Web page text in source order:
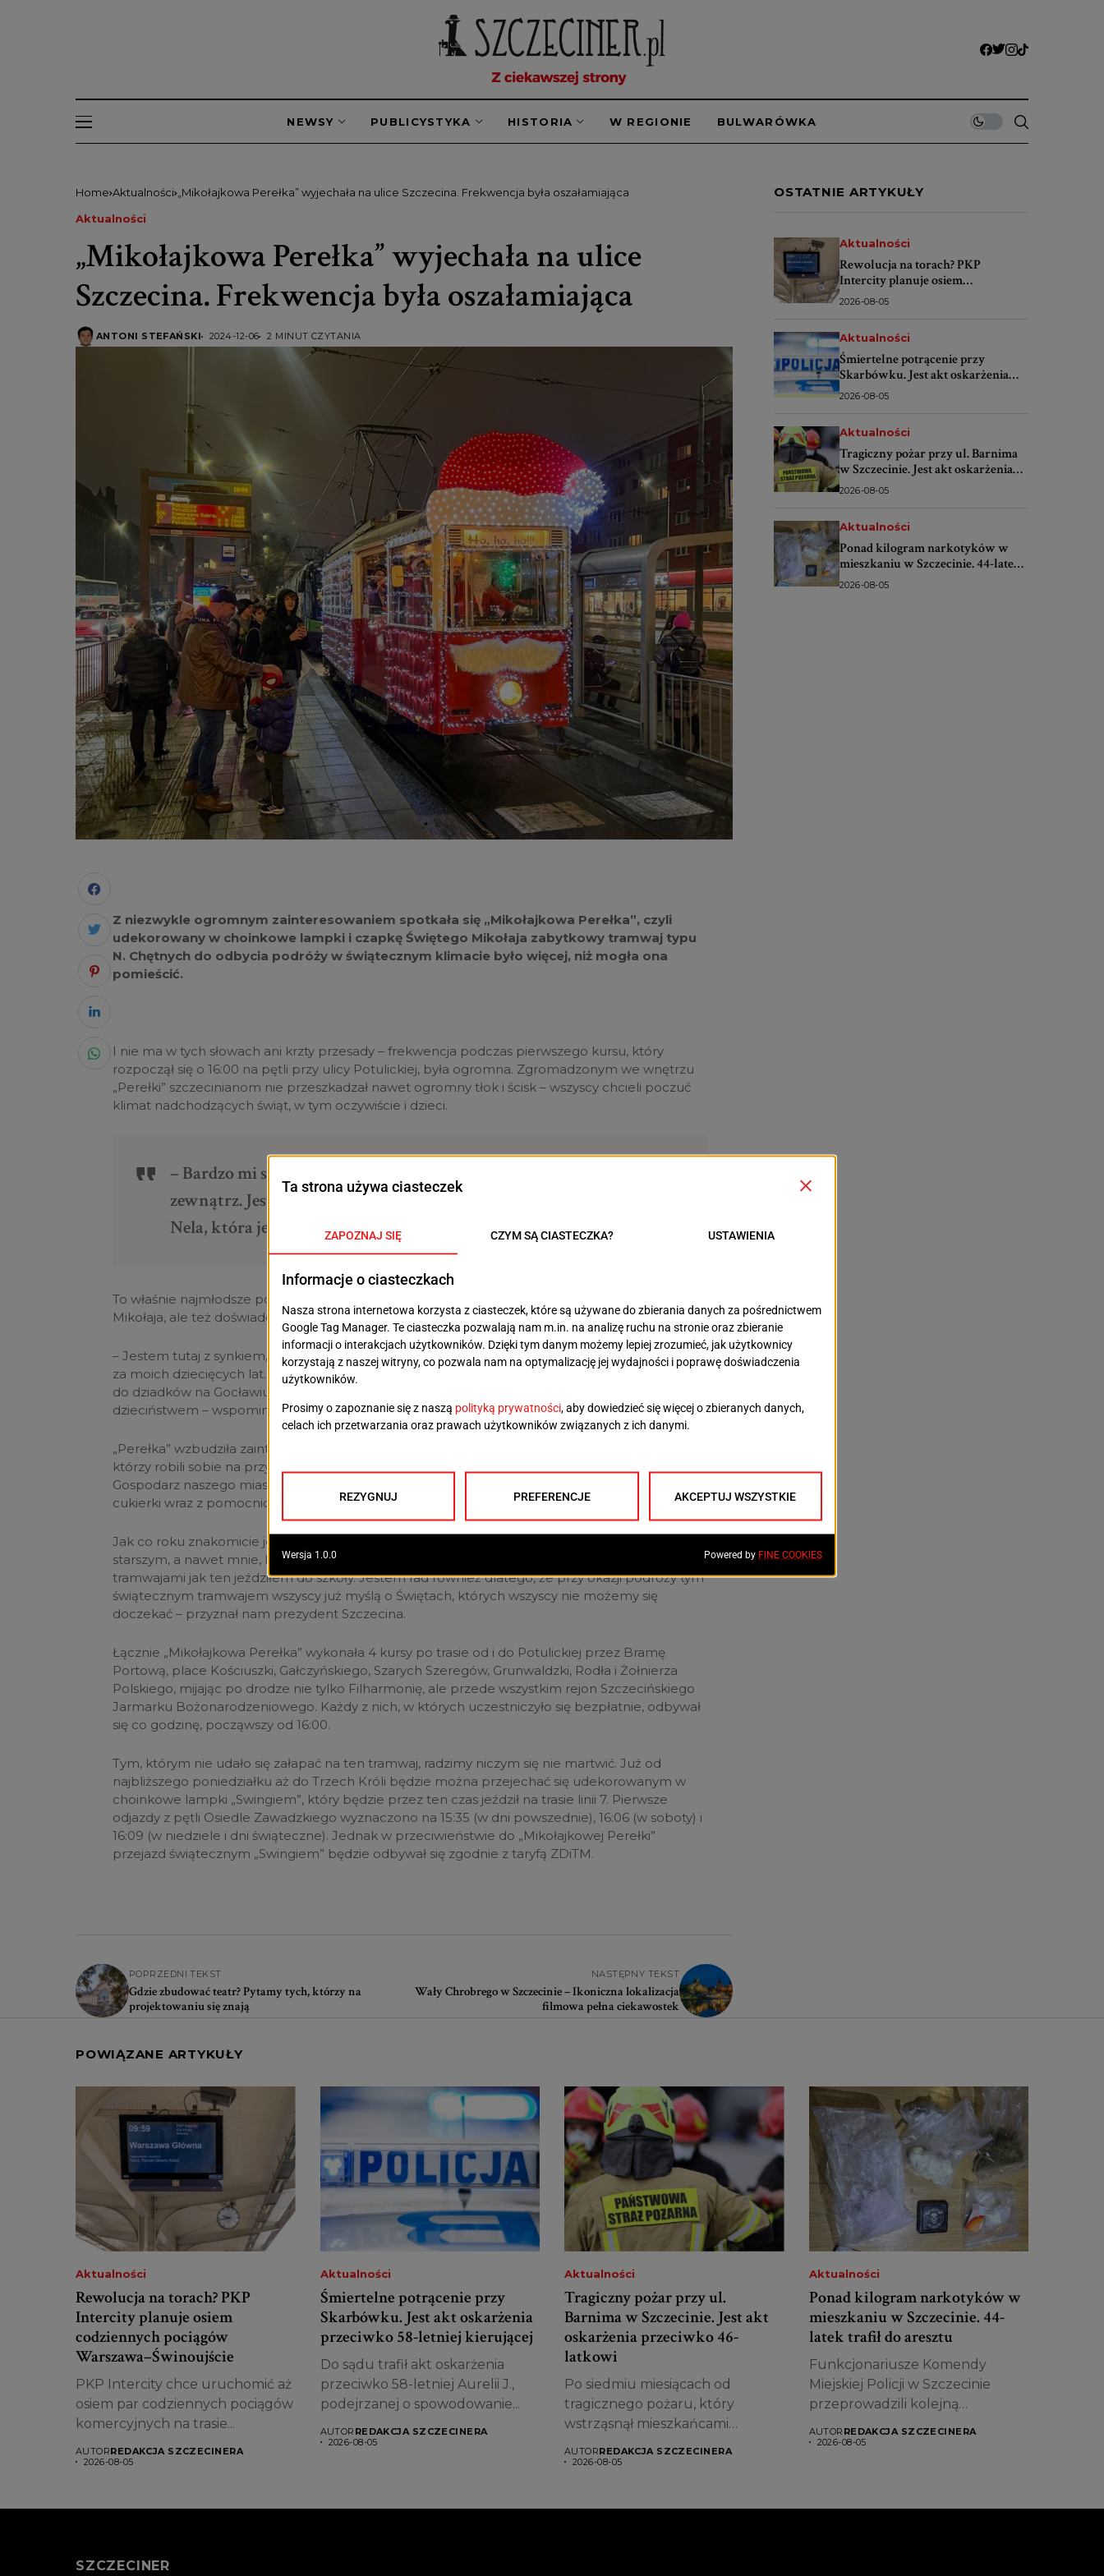
NEWSY PUBLICYSTYKA HISTORIA W REGIONIE BULWARÓWKA
Home Aktualności
„Mikołajkowa Perełka” wyjechała na ulice Szczecina. Frekwencja była oszałamiająca
Aktualności
„Mikołajkowa Perełka” wyjechała na ulice
Szczecina. Frekwencja była oszałamiająca
ANTONI STEFAŃSKI 2024-12-06 2 MINUT CZYTANIA
Z niezwykle ogromnym zainteresowaniem spotkała się „Mikołajkowa Perełka”, czyli
udekorowany w choinkowe lampki i czapkę Świętego Mikołaja zabytkowy tramwaj typu
N. Chętnych do odbycia podróży w świątecznym klimacie było więcej, niż mogła ona
pomieścić.
I nie ma w tych słowach ani krzty przesady – frekwencja podczas pierwszego kursu, który
rozpoczął się o 16:00 na pętli przy ulicy Potulickiej, była ogromna. Zgromadzonym we wnętrzu
„Perełki” szczecinianom nie przeszkadzał nawet ogromny tłok i ścisk – wszyscy chcieli poczuć
klimat nadchodzących świąt, w tym oczywiście i dzieci.
– Bardzo mi się podoba ten tramwaj, zarówno w środku, jak i na
zewnątrz. Jest po prostu tak pięknie udekorowany – powiedziała nam
Nela, która jechała tym wyjątkowym tramwajem ze swoją mamą.
To właśnie najmłodsze pokolenie pasażerów nie tylko mogło przenieść się do krainy Świętego
Mikołaja, ale też doświadczyć na własnej skórze, czym jeździli ich rodzice i dziadkowie.
– Jestem tutaj z synkiem, który pierwszy raz jedzie tym samym tramwajem, którym jeździło się
za moich dziecięcych lat. Doskonale je pamiętam z czasów, kiedy jeździło się pociągiem z Polic
do dziadków na Gocławiu, a ich pisk i zgrzyt na zakrętach niezmiennie kojarzy mi się z
dzieciństwem – wspomina pan Paweł, który jechał „Perełką” ze swoim synkiem Kubą.
„Perełka” wzbudziła zainteresowanie nie tylko samych pasażerów i licznych mieszkańców,
którzy robili sobie na przystankach pamiątkowe zdjęcia, ale też samego Piotra Krzystka.
Gospodarz naszego miasta i podróżował razem z pozostałymi pasażerami, i rozdawał innym
cukierki wraz z pomocnicami Świętego Mikołaja.
Jak co roku znakomicie jeździ się tym tramwajem. Cieszę się, że podoba się i młodszym, i
starszym, a nawet mnie, bo wracam pamięcią do swoich młodzieńczych lat, kiedy takimi
tramwajami jak ten jeździłem do szkoły. Jestem rad również dlatego, że przy okazji podróży tym
świątecznym tramwajem wszyscy już myślą o Świętach, których wszyscy nie możemy się
doczekać – przyznał nam prezydent Szczecina.
Łącznie „Mikołajkowa Perełka” wykonała 4 kursy po trasie od i do Potulickiej przez Bramę
Portową, place Kościuszki, Gałczyńskiego, Szarych Szeregów, Grunwaldzki, Rodła i Żołnierza
Polskiego, mijając po drodze nie tylko Filharmonię, ale przede wszystkim rejon Szczecińskiego
Jarmarku Bożonarodzeniowego. Każdy z nich, w których uczestniczyło się bezpłatnie, odbywał
się co godzinę, począwszy od 16:00.
Tym, którym nie udało się załapać na ten tramwaj, radzimy niczym się nie martwić. Już od
najbliższego poniedziałku aż do Trzech Króli będzie można przejechać się udekorowanym w
choinkowe lampki „Swingiem”, który będzie przez ten czas jeździł na trasie linii 7. Pierwsze
odjazdy z pętli Osiedle Zawadzkiego wyznaczono na 15:35 (w dni powszednie), 16:06 (w soboty) i
16:09 (w niedziele i dni świąteczne). Jednak w przeciwieństwie do „Mikołajkowej Perełki”
przejazd świątecznym „Swingiem” będzie odbywał się zgodnie z taryfą ZDiTM.
POPRZEDNI TEKST
Gdzie zbudować teatr? Pytamy tych, którzy na
projektowaniu się znają
NASTĘPNY TEKST
Wały Chrobrego w Szczecinie – Ikoniczna lokalizacja
filmowa pełna ciekawostek
OSTATNIE ARTYKUŁY
Aktualności
Rewolucja na torach? PKP
Intercity planuje osiem
codziennych pociągów Warszawa–
2026-08-05
Aktualności
Śmiertelne potrącenie przy
Skarbówku. Jest akt oskarżenia
przeciwko 58-letniej kierującej
2026-08-05
Aktualności
Tragiczny pożar przy ul. Barnima
w Szczecinie. Jest akt oskarżenia
przeciwko 46-latkowi
2026-08-05
Aktualności
Ponad kilogram narkotyków w
mieszkaniu w Szczecinie. 44-latek
trafił do aresztu
2026-08-05
POWIĄZANE ARTYKUŁY
Aktualności
Rewolucja na torach? PKP
Intercity planuje osiem
codziennych pociągów
Warszawa–Świnoujście
PKP Intercity chce uruchomić aż
osiem par codziennych pociągów
komercyjnych na trasie...
AUTORREDAKCJA SZCZECINERA
2026-08-05
Aktualności
Śmiertelne potrącenie przy
Skarbówku. Jest akt oskarżenia
przeciwko 58-letniej kierującej
Do sądu trafił akt oskarżenia
przeciwko 58-letniej Aurelii J.,
podejrzanej o spowodowanie...
AUTOR REDAKCJA SZCZECINERA
2026-08-05
Aktualności
Tragiczny pożar przy ul.
Barnima w Szczecinie. Jest akt
oskarżenia przeciwko 46-
latkowi
Po siedmiu miesiącach od
tragicznego pożaru, który
wstrząsnął mieszkańcami
AUTORREDAKCJA SZCZECINERA
2026-08-05
Aktualności
Ponad kilogram narkotyków w
mieszkaniu w Szczecinie. 44-
latek trafił do aresztu
Funkcjonariusze Komendy
Miejskiej Policji w Szczecinie
przeprowadzili kolejną
AUTOR REDAKCJA SZCZECINERA
2026-08-05
SZCZECINER